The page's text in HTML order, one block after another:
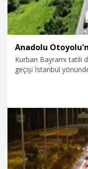
Kurban Bayramı tatili
geçişi İstanbul
30.05.2026 Foto Galeri